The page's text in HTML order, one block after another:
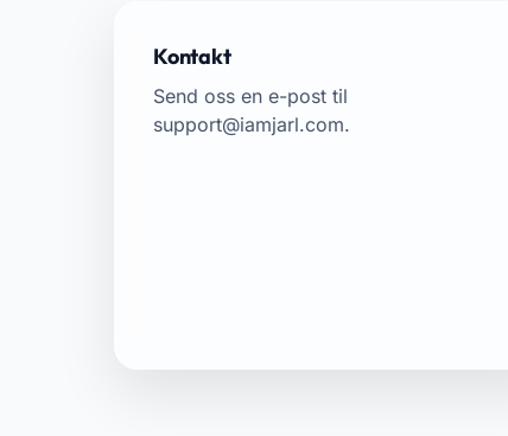
Kontakt
Send oss en e-post til
support@iamjarl.com.